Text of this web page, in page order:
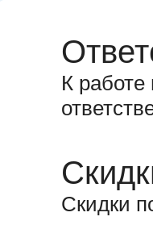
К
Скидки